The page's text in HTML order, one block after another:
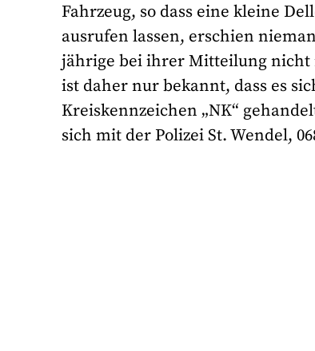
Fahrzeug, so dass eine kleine
ausrufen lassen, erschien
jährige bei ihrer Mitteilung nicht
ist daher nur bekannt, dass es
Kreiskennzeichen „NK“
sich mit der Polizei St. Wendel,